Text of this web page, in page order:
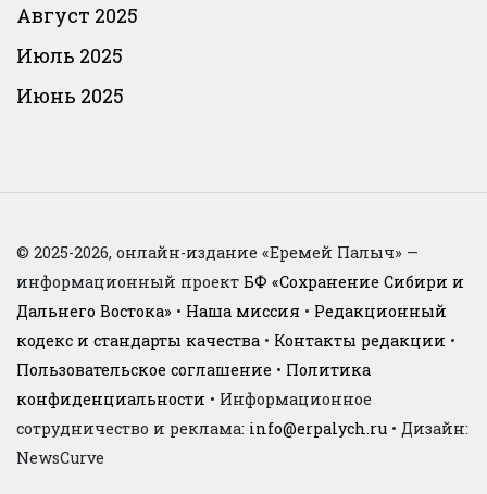
Август 2025
Июль 2025
Июнь 2025
© 2025-2026, онлайн-издание «Еремей Палыч» —
информационный проект БФ «Сохранение Сибири и
Дальнего Востока» • Наша миссия • Редакционный
кодекс и стандарты качества • Контакты редакции •
Пользовательское соглашение • Политика
конфиденциальности • Информационное
сотрудничество и реклама: info@erpalych.ru • Дизайн:
NewsCurve